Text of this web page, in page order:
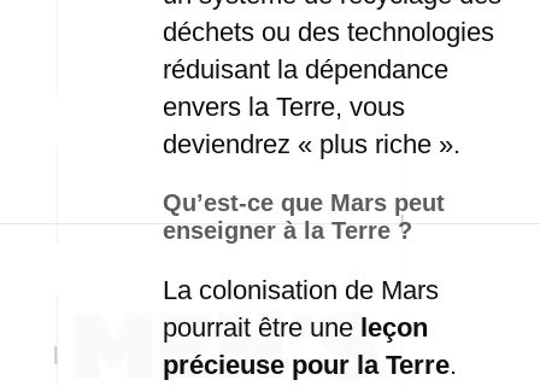
déchets ou des technologies
réduisant la dépendance
envers la Terre, vous
deviendrez « plus riche ».
Qu’est-ce que Mars peut
enseigner à la Terre ?
La colonisation de Mars
pourrait être une leçon
précieuse pour la Terre.